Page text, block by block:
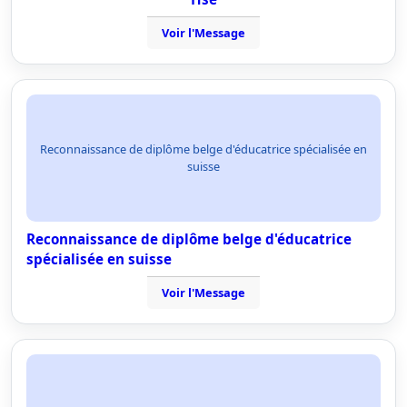
Voir l'Message
Reconnaissance de diplôme belge d'éducatrice spécialisée en
suisse
Reconnaissance de diplôme belge d'éducatrice
spécialisée en suisse
Voir l'Message